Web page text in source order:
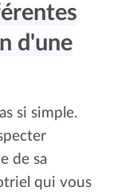
d'une
si simple.
de sa
qui vous